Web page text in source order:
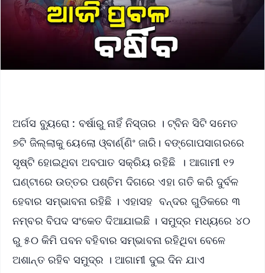
ଅର୍ଗସ ବ୍ୟୁରୋ : ବର୍ଷାରୁ ନାହିଁ ନିସ୍ତାର । ଟ୍ବିନ ସିଟି ସମେତ
୭ଟି ଜିଲ୍ଲାକୁ ୟେଲୋ ଓ୍ବାର୍ଣ୍ଣିଂ ଜାରି। ବଙ୍ଗୋପସାଗରରେ
ସୃଷ୍ଟି ହୋଇଥିବା ଅବପାତ ସକ୍ରିୟ ରହିଛି । ଆଗାମୀ ୧୨
ଘଣ୍ଟାରେ ଉତ୍ତର ପଶ୍ଚିମ ଦିଗରେ ଏହା ଗତି କରି ଦୁର୍ବଳ
ହେବାର ସମ୍ଭାବନା ରହିଛି । ଏହାସହ ବନ୍ଦର ଗୁଡିକରେ ୩
ନମ୍ବର ବିପଦ ସଂକେତ ଦିଆଯାଇଛି । ସମୁଦ୍ର ମଧ୍ୟରେ ୪୦
ରୁ ୫୦ କିମି ପବନ ବହିବାର ସମ୍ଭାବନା ରହିଥିବା ବେଳେ
ଅଶାନ୍ତ ରହିବ ସମୁଦ୍ର । ଆଗାମୀ ଦୁଇ ଦିନ ଯାଏ